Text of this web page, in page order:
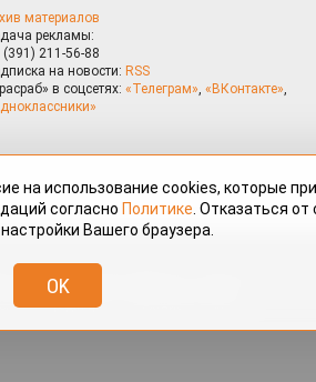
материалов
рекламы:
(391) 211-56-88
на новости: RSS
в соцсетях: «Телеграм», «ВКонтакте»,
сотрудниками редакции, нештатными
использование материалов,
редакции с указанием ссылки
на использование cookies, которые
согласно Политике . Отказаться от
Вашего браузера.
OK